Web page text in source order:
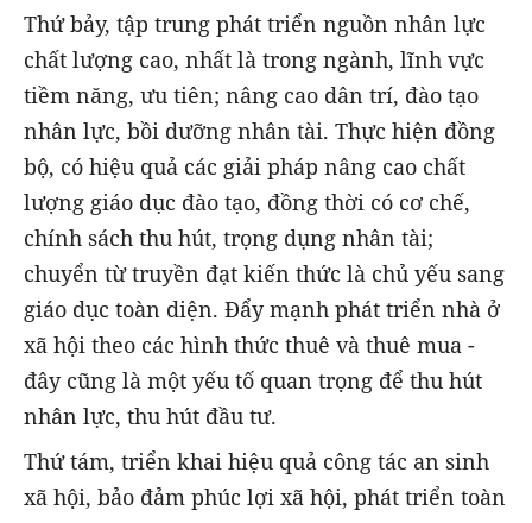
Thứ bảy, tập trung phát triển nguồn nhân lực
chất lượng cao, nhất là trong ngành, lĩnh vực
tiềm năng, ưu tiên; nâng cao dân trí, đào tạo
nhân lực, bồi dưỡng nhân tài. Thực hiện đồng
bộ, có hiệu quả các giải pháp nâng cao chất
lượng giáo dục đào tạo, đồng thời có cơ chế,
chính sách thu hút, trọng dụng nhân tài;
chuyển từ truyền đạt kiến thức là chủ yếu sang
giáo dục toàn diện. Đẩy mạnh phát triển nhà ở
xã hội theo các hình thức thuê và thuê mua -
đây cũng là một yếu tố quan trọng để thu hút
nhân lực, thu hút đầu tư.
Thứ tám, triển khai hiệu quả công tác an sinh
xã hội, bảo đảm phúc lợi xã hội, phát triển toàn